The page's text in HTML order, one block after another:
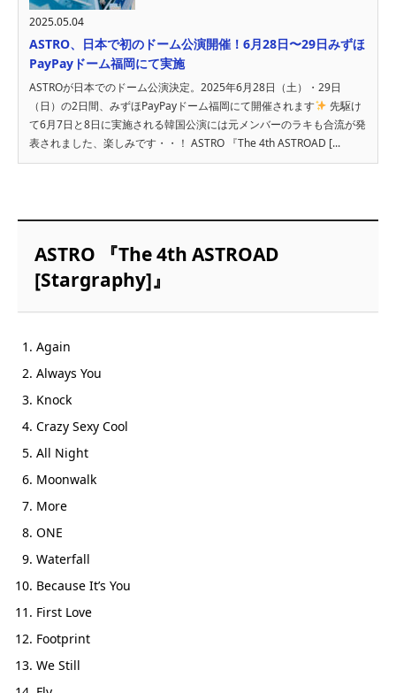
2025.05.04
ASTRO、日本で初のドーム公演開催！6月28日〜29日みずほ
PayPayドーム福岡にて実施
ASTROが日本でのドーム公演決定。2025年6月28日（土）・29日
（日）の2日間、みずほPayPayドーム福岡にて開催されます
先駆け
て6月7日と8日に実施される韓国公演には元メンバーのラキも合流が発
表されました、楽しみです・・！ ASTRO 『The 4th ASTROAD [...
ASTRO 『The 4th ASTROAD
[Stargraphy]』
Again
Always You
Knock
Crazy Sexy Cool
All Night
Moonwalk
More
ONE
Waterfall
Because It’s You
First Love
Footprint
We Still